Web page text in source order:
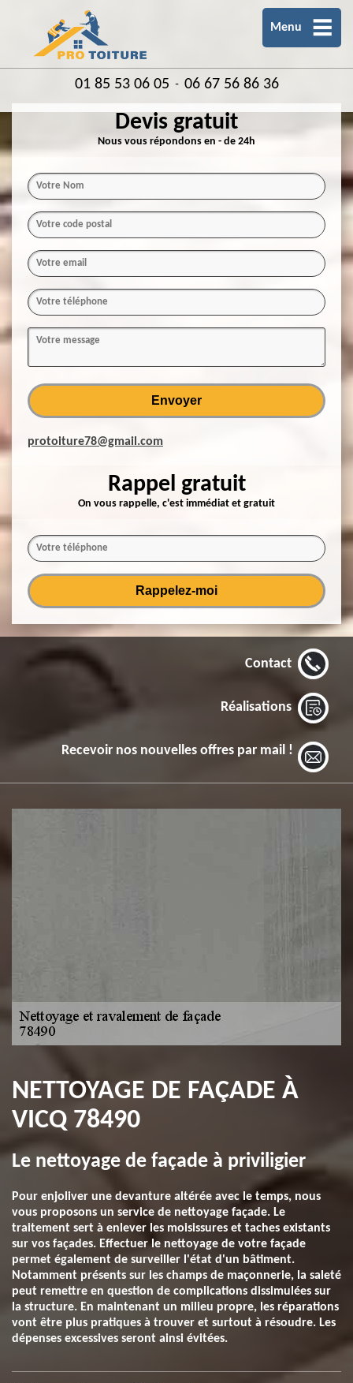
Menu
01 85 53 06 05 - 06 67 56 86 36
Devis gratuit
Nous vous répondons en - de 24h
protoiture78@gmail.com
Rappel gratuit
On vous rappelle, c'est immédiat et gratuit
Contact
Réalisations
Recevoir nos nouvelles offres par mail !
NETTOYAGE DE FAÇADE À
VICQ 78490
Le nettoyage de façade à priviligier
Pour enjoliver une devanture altérée avec le temps, nous
vous proposons un service de nettoyage façade. Le
traitement sert à enlever les moisissures et taches existants
sur vos façades. Effectuer le nettoyage de votre façade
permet également de surveiller l'état d'un bâtiment.
Notamment présents sur les champs de maçonnerie, la saleté
peut remettre en question de complications dissimulées sur
la structure. En maintenant un milieu propre, les réparations
vont être plus pratiques à trouver et surtout à résoudre. Les
dépenses excessives seront ainsi évitées.